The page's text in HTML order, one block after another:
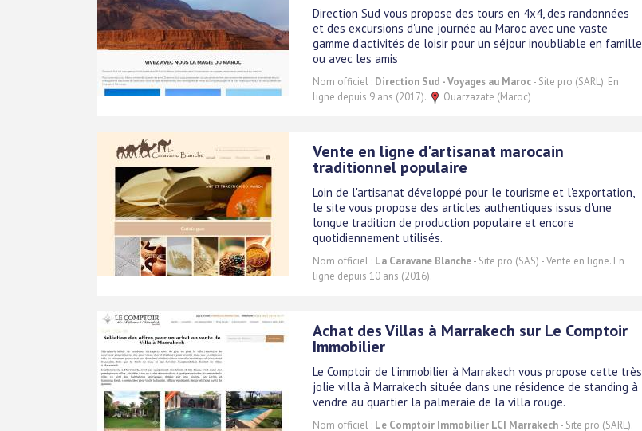
Direction Sud vous propose des tours en 4x4, des randonnées
et des excursions d'une journée au Maroc avec une vaste
gamme d'activités de loisir pour un séjour inoubliable en famille
ou avec les amis
Nom officiel : Direction Sud - Voyages au Maroc- Site pro (SARL). En
ligne depuis 9 ans (2017).
Ouarzazate (Maroc)
Vente en ligne d'artisanat marocain
traditionnel populaire
Loin de l'artisanat développé pour le tourisme et l'exportation,
le site vous propose des articles authentiques issus d'une
longue tradition de production populaire et encore
quotidiennement utilisés.
Nom officiel : La Caravane Blanche- Site pro (SAS) - Vente en ligne. En
ligne depuis 10 ans (2016).
Achat des Villas à Marrakech sur Le Comptoir
Immobilier
Le Comptoir de l'immobilier à Marrakech vous propose cette très
jolie villa à Marrakech située dans une résidence de standing à
vendre au quartier la palmeraie de la villa rouge.
Nom officiel : Le Comptoir Immobilier LCI Marrakech- Site pro (SARL).